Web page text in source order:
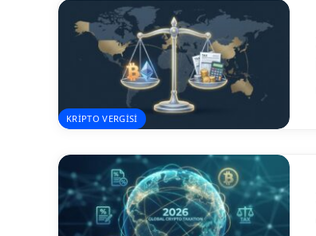
KRIPTO VERGISI